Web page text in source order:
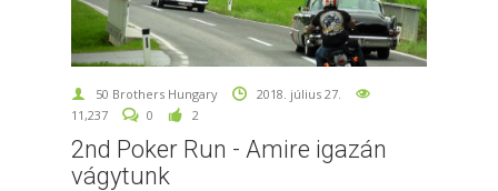
50 Brothers Hungary
2018. július 27.
11,237
0 2
2nd Poker Run - Amire igazán
vágytunk